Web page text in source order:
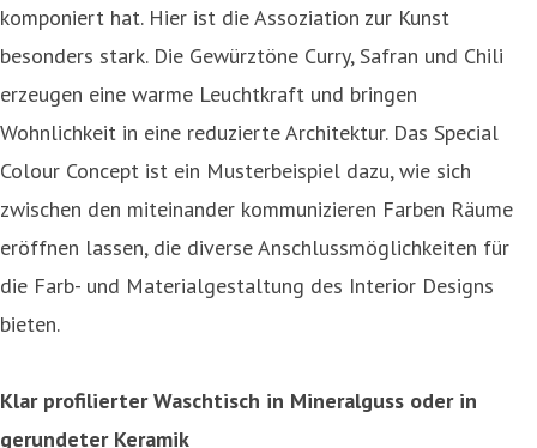
komponiert hat. Hier ist die Assoziation zur Kunst
besonders stark. Die Gewürztöne Curry, Safran und Chili
erzeugen eine warme Leuchtkraft und bringen
Wohnlichkeit in eine reduzierte Architektur. Das Special
Colour Concept ist ein Musterbeispiel dazu, wie sich
zwischen den miteinander kommunizieren Farben Räume
eröffnen lassen, die diverse Anschlussmöglichkeiten für
die Farb- und Materialgestaltung des Interior Designs
bieten.
Klar profilierter Waschtisch in Mineralguss oder in
gerundeter Keramik